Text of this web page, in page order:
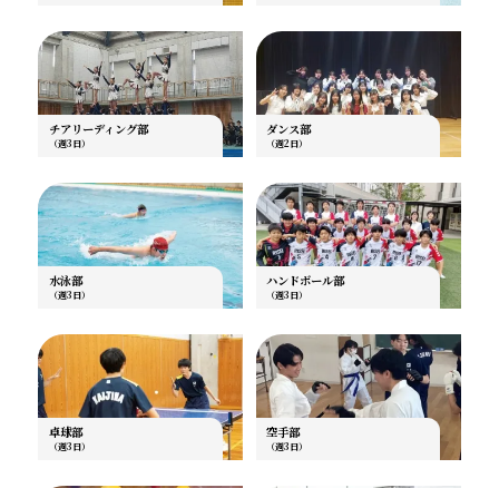
チアリーディング部
（週3日）
ダンス部
（週2日）
水泳部
（週3日）
ハンドボール部
（週3日）
卓球部
（週3日）
空手部
（週3日）